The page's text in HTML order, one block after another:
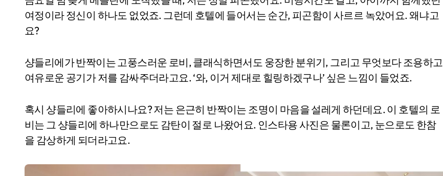
여정이라 정신이 하나도 없었죠. 그런데 호텔에 들어서는 순간, 피곤함이 사르르 녹았어요. 왜냐고
요?
샹들리에가 반짝이는 고풍스러운 로비, 클래식하면서도 웅장한 분위기, 그리고 무엇보다 조용하고
여유로운 공기가 저를 감싸주더라고요. ‘와, 이거 제대로 힐링하겠구나’ 싶은 느낌이 들었죠.
혹시 샹들리에 좋아하시나요? 저는 은근히 반짝이는 조명이 마음을 설레게 하던데요. 이 호텔의 로
비는 그 샹들리에 하나만으로도 감탄이 절로 나왔어요. 인스타용 사진은 물론이고, 눈으로도 한참
을 감상하게 되더라고요.